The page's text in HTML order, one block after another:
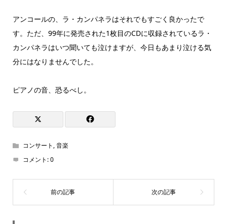
アンコールの、ラ・カンパネラはそれでもすごく良かったで
す。ただ、99年に発売された1枚目のCDに収録されているラ・
カンパネラはいつ聞いても泣けますが、今日もあまり泣ける気
分にはなりませんでした。
ピアノの音、恐るべし。
コンサート ,音楽
コメント:0